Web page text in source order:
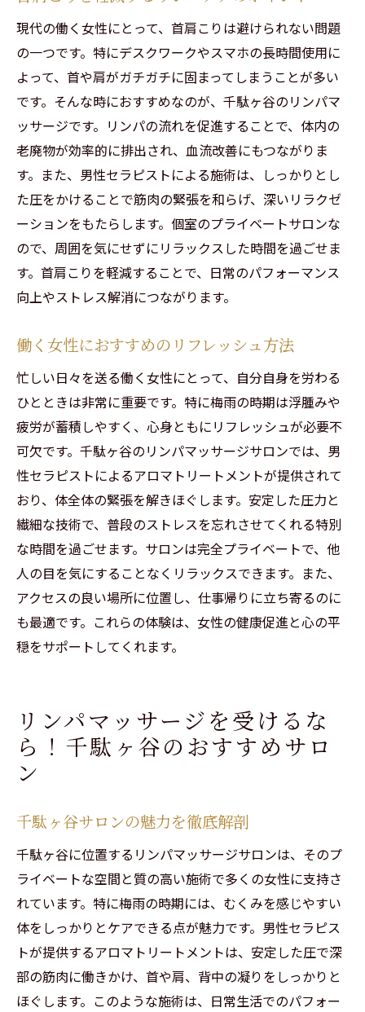
完全プライベート空間の利点
首肩こりを改善するためのケア
リラックスとリフレッシュを同時に実現
現代の働く女性にとって、首肩こりは避けられない問題
の一つです。特にデスクワークやスマホの長時間使用に
よって、首や肩がガチガチに固まってしまうことが多い
です。そんな時におすすめなのが、千駄ヶ谷のリンパマ
ッサージです。リンパの流れを促進することで、体内の
老廃物が効率的に排出され、血流改善にもつながりま
す。また、男性セラピストによる施術は、しっかりとし
た圧をかけることで筋肉の緊張を和らげ、深いリラクゼ
ーションをもたらします。個室のプライベートサロンな
ので、周囲を気にせずにリラックスした時間を過ごせま
す。首肩こりを軽減することで、日常のパフォーマンス
向上やストレス解消につながります。
働く女性におすすめのリフレッシュ方法
忙しい日々を送る働く女性にとって、自分自身を労わる
ひとときは非常に重要です。特に梅雨の時期は浮腫みや
疲労が蓄積しやすく、心身ともにリフレッシュが必要不
可欠です。千駄ヶ谷のリンパマッサージサロンでは、男
性セラピストによるアロマトリートメントが提供されて
おり、体全体の緊張を解きほぐします。安定した圧力と
繊細な技術で、普段のストレスを忘れさせてくれる特別
な時間を過ごせます。サロンは完全プライベートで、他
人の目を気にすることなくリラックスできます。また、
アクセスの良い場所に位置し、仕事帰りに立ち寄るのに
も最適です。これらの体験は、女性の健康促進と心の平
穏をサポートしてくれます。
リンパマッサージを受けるな
ら！千駄ヶ谷のおすすめサロ
ン
千駄ヶ谷サロンの魅力を徹底解剖
千駄ヶ谷に位置するリンパマッサージサロンは、そのプ
ライベートな空間と質の高い施術で多くの女性に支持さ
れています。特に梅雨の時期には、むくみを感じやすい
体をしっかりとケアできる点が魅力です。男性セラピス
トが提供するアロマトリートメントは、安定した圧で深
部の筋肉に働きかけ、首や肩、背中の凝りをしっかりと
ほぐします。このような施術は、日常生活でのパフォー